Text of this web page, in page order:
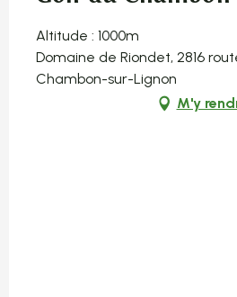
Altitude : 1000m
Domaine de Riondet, 2816
Chambon-sur-Lignon
M'y